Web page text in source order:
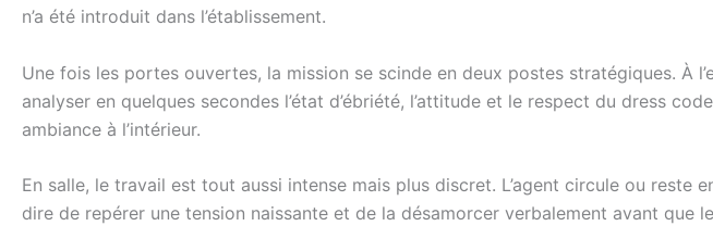
n’a été introduit dans l’établissement.
Une fois les portes ouvertes, la mission se scinde en deux postes stratégiques. À
analyser en quelques secondes l’état d’ébriété, l’attitude et le respect du dress
ambiance à l’intérieur.
En salle, le travail est tout aussi intense mais plus discret. L’agent circule ou
dire de repérer une tension naissante et de la désamorcer verbalement avant que